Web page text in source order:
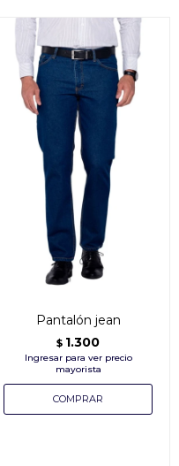
Pantalón jean
$ 1.300